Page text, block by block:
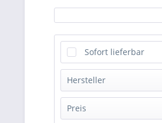
Sofort lieferbar
Hersteller
Accuhorsemeat
Preis